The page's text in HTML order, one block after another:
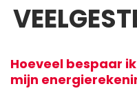
Hoeveel bespaar
mijn